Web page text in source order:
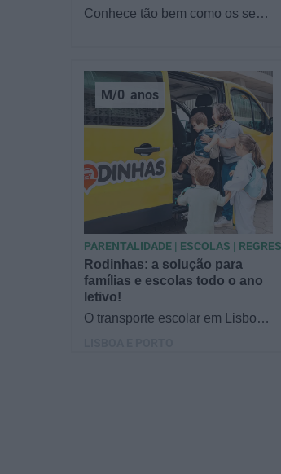
Conhece tão bem como os seus
Rodinhas: a solução para
famílias e escolas todo o ano
letivo!
O transporte escolar em Lisboa
M/0 anos
PARENTALIDADE | ESCOLAS |